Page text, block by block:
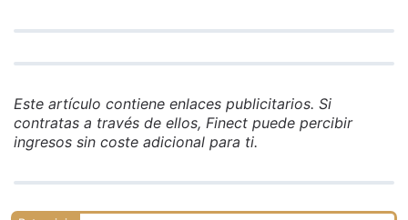
Este artículo contiene enlaces publicitarios. Si
contratas a través de ellos, Finect puede percibir
ingresos sin coste adicional para ti.